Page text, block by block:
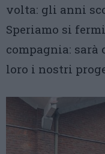
volta: gli anni
Speriamo si
compagnia: sarà
loro i nostri